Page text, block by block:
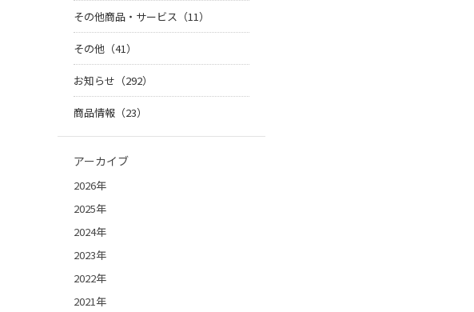
その他商品・サービス（11）
その他（41）
お知らせ（292）
商品情報（23）
アーカイブ
2026年
2025年
2024年
2023年
2022年
2021年